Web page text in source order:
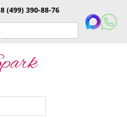
8 (499) 390-88-76